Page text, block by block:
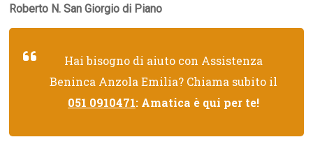
Roberto N. San Giorgio di Piano
Hai bisogno di aiuto con Assistenza
Beninca Anzola Emilia? Chiama subito il
051 0910471: Amatica è qui per te!